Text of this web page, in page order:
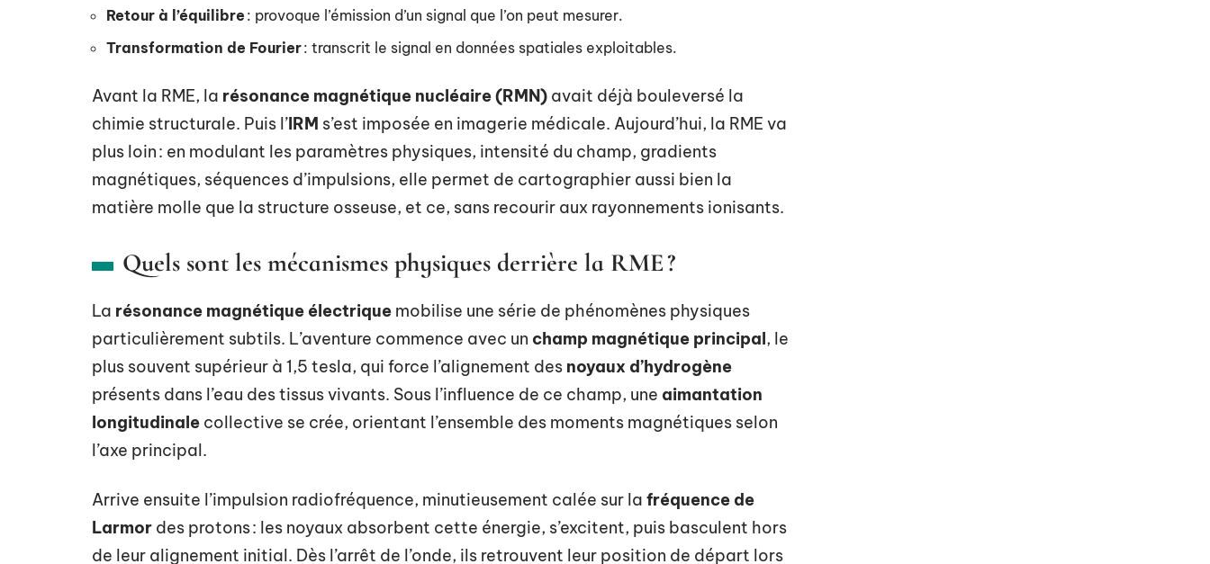
Retour à l’équilibre : provoque l’émission d’un signal que l’on peut mesurer.
Transformation de Fourier: transcrit le signal en données spatiales exploitables.
Avant la RME, la résonance magnétique nucléaire (RMN) avait déjà bouleversé la
chimie structurale. Puis l’IRM s’est imposée en imagerie médicale. Aujourd’hui, la RME va
plus loin : en modulant les paramètres physiques, intensité du champ, gradients
magnétiques, séquences d’impulsions, elle permet de cartographier aussi bien la
matière molle que la structure osseuse, et ce, sans recourir aux rayonnements ionisants.
Quels sont les mécanismes physiques derrière la RME ?
La résonance magnétique électrique mobilise une série de phénomènes physiques
particulièrement subtils. L’aventure commence avec un champ magnétique principal, le
plus souvent supérieur à 1,5 tesla, qui force l’alignement des noyaux d’hydrogène
présents dans l’eau des tissus vivants. Sous l’influence de ce champ, une aimantation
longitudinale collective se crée, orientant l’ensemble des moments magnétiques selon
l’axe principal.
Arrive ensuite l’impulsion radiofréquence, minutieusement calée sur la fréquence de
Larmor des protons : les noyaux absorbent cette énergie, s’excitent, puis basculent hors
de leur alignement initial. Dès l’arrêt de l’onde, ils retrouvent leur position de départ lors